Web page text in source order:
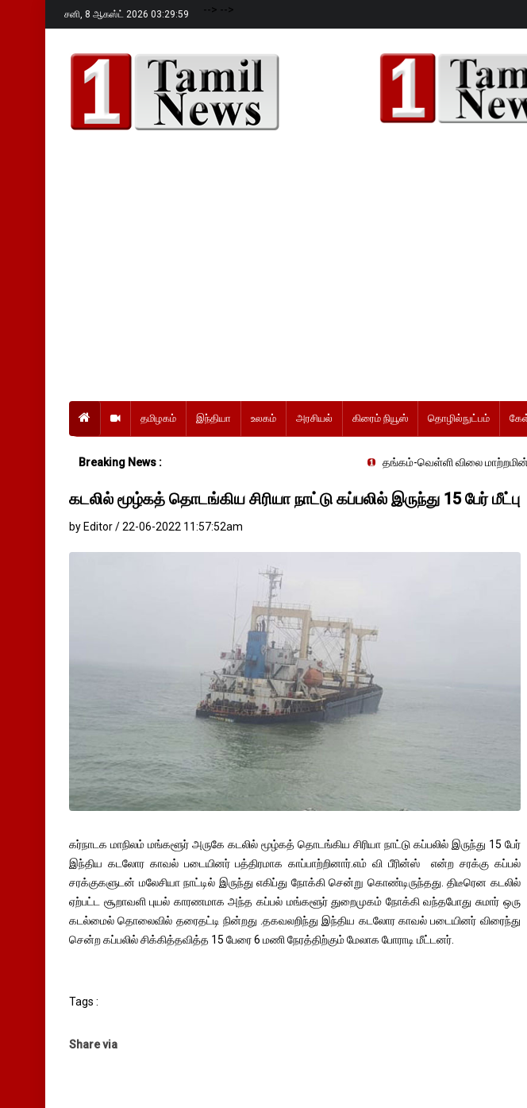
சனி, 8 ஆகஸ்ட் 2026 03:30:01 --> -->
தமிழகம் இந்தியா உலகம் அரசியல் கிரைம் நியூஸ் தொழில்நுட்பம்
Breaking News : தங்கம்-வெள்ளி விலை மாற்றமின்றிதொடர்கிறது..
கடலில் மூழ்கத் தொடங்கிய சிரியா நாட்டு கப்பலில் இருந்து 15 பேர் மீட்பு
by Editor / 22-06-2022 11:57:52am
கர்நாடக மாநிலம் மங்களூர் அருகே கடலில் மூழ்கத் தொடங்கிய சிரியா நாட்டு கப்பலில் இருந்து 15 பேர்
இந்திய கடலோர காவல் படையினர் பத்திரமாக காப்பாற்றினார்.எம் வி பீரின்ஸ் என்ற சரக்கு கப்பல்
சரக்குகளுடன் மலேசியா நாட்டில் இருந்து எகிப்து நோக்கி சென்று கொண்டிருந்தது. திடீரென கடலில்
ஏற்பட்ட சூறாவளி புயல் காரணமாக அந்த கப்பல் மங்களூர் துறைமுகம் நோக்கி வந்தபோது சுமார் ஒரு
கடல்மைல் தொலைவில் தரைதட்டி நின்றது .தகவலறிந்து இந்திய கடலோர காவல் படையினர் விரைந்து
சென்ற கப்பலில் சிக்கித்தவித்த 15 பேரை 6 மணி நேரத்திற்கும் மேலாக போராடி மீட்டனர்.
Tags :
Share via